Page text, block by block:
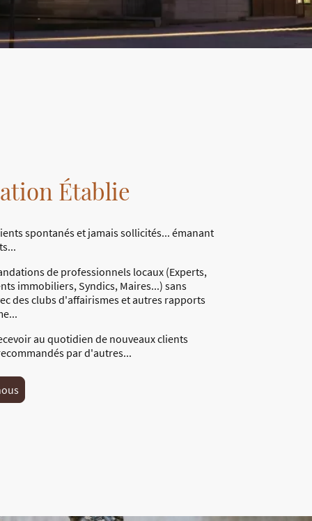
Établie
spontanés et jamais sollicités... émanant
de professionnels locaux (Experts,
immobiliers, Syndics, Maires...) sans
des clubs d'affairismes et autres rapports
au quotidien de nouveaux clients
par d'autres...